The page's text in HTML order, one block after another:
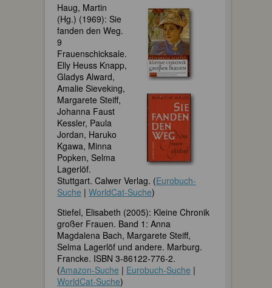
Haug, Martin
(Hg.) (1969): Sie
fanden den Weg.
9
Frauenschicksale.
Elly Heuss Knapp,
Gladys Alward,
Amalie Sieveking,
Margarete Steiff,
Johanna Faust
Kessler, Paula
Jordan, Haruko
Kgawa, Minna
Popken, Selma
Lagerlöf.
Stuttgart. Calwer Verlag. (Eurobuch-
Suche | WorldCat-Suche)
Stiefel, Elisabeth (2005): Kleine Chronik
großer Frauen. Band 1: Anna
Magdalena Bach, Margarete Steiff,
Selma Lagerlöf und andere. Marburg.
Francke. ISBN 3-86122-776-2.
(Amazon-Suche | Eurobuch-Suche |
WorldCat-Suche)